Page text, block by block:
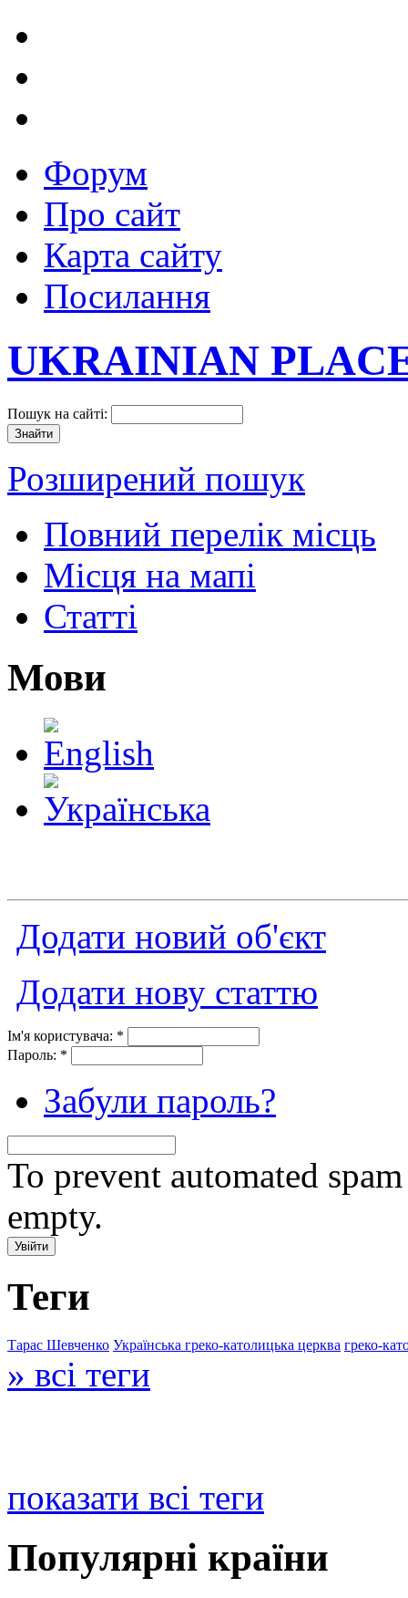
Форум
Про сайт
Карта сайту
Посилання
UKRAINIAN
Пошук на сайті:
Розширений пошук
Повний перелік місць
Місця на мапі
Статті
Мови
Додати новий об'єкт
Додати нову статтю
Ім'я користувача: *
Пароль: *
Забули пароль?
To prevent automated
empty.
Теги
Тарас Шевченко Українська греко-католицька церква греко-
» всі теги
показати всі теги
Популярні країни